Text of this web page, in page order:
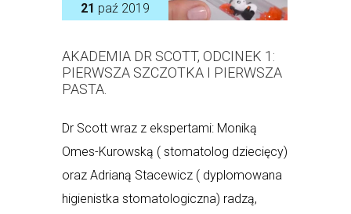
21 paź 2019
AKADEMIA DR SCOTT, ODCINEK 1:
PIERWSZA SZCZOTKA I PIERWSZA
PASTA.
Dr Scott wraz z ekspertami: Moniką
Omes-Kurowską ( stomatolog dziecięcy)
oraz Adrianą Stacewicz ( dyplomowana
higienistka stomatologiczna) radzą,